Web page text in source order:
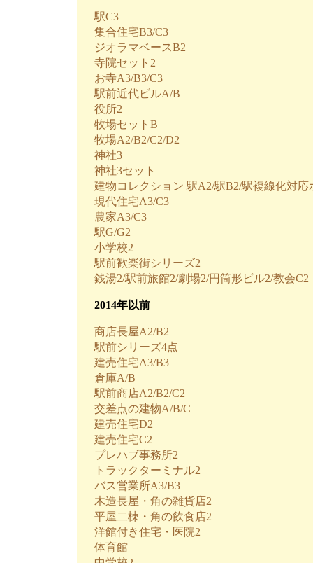
駅C3
集合住宅B3/C3
ジオラマベースB2
寺院セット2
お寺A3/B3/C3
駅前近代ビルA/B
役所2
牧場セットB
牧場A2/B2/C2/D2
神社3
神社3セット
建物コレクション 駅A2/駅B2/駅複線化対応
現代住宅A3/C3
農家A3/C3
駅G/G2
小学校2
駅前歓楽街シリーズ2
銭湯2/駅前旅館2/劇場2/円筒形ビル2/教会C2
2014年以前
商店長屋A2/B2
駅前シリーズ4点
建売住宅A3/B3
倉庫A/B
駅前商店A2/B2/C2
交差点の建物A/B/C
建売住宅D2
建売住宅C2
プレハブ事務所2
トラックターミナル2
バス営業所A3/B3
木造長屋・角の雑貨店2
平屋二棟・角の飲食店2
洋館付き住宅・医院2
体育館